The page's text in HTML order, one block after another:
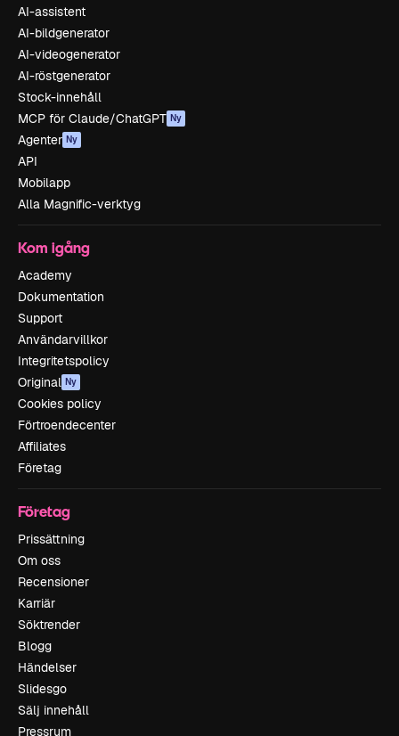
AI-assistent
AI-bildgenerator
AI-videogenerator
AI-röstgenerator
Stock-innehåll
MCP för Claude/ChatGPT Ny
Agenter Ny
API
Mobilapp
Alla Magnific-verktyg
Kom igång
Academy
Dokumentation
Support
Användarvillkor
Integritetspolicy
Original Ny
Cookies policy
Förtroendecenter
Affiliates
Företag
Företag
Prissättning
Om oss
Recensioner
Karriär
Söktrender
Blogg
Händelser
Slidesgo
Sälj innehåll
Pressrum